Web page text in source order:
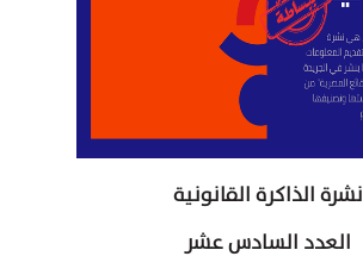
نشرة الذاكرة القانونية
العدد السادس عشر